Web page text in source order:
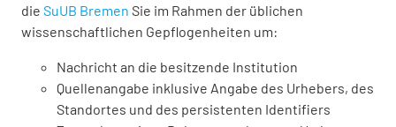
die SuUB Bremen Sie im Rahmen der üblichen
wissenschaftlichen Gepflogenheiten um:
Nachricht an die besitzende Institution
Quellenangabe inklusive Angabe des Urhebers, des
Standortes und des persistenten Identifiers